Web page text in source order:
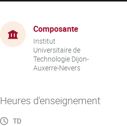
Composante
Institut
Universitaire de
Technologie Dijon-
Auxerre-Nevers
Heures d'enseignement
TD